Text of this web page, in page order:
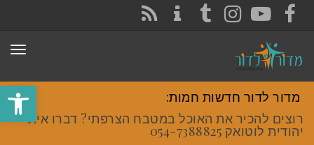
פתח
FACEBOOK
YOUTUBE
INSTAGRAM
TUMBLR
מדור לדור חדשות חמות:
רוצים להכיר את האוכל במטבח הצרפתי? דברו איתי
יהודית לוטואק 054-7388825.